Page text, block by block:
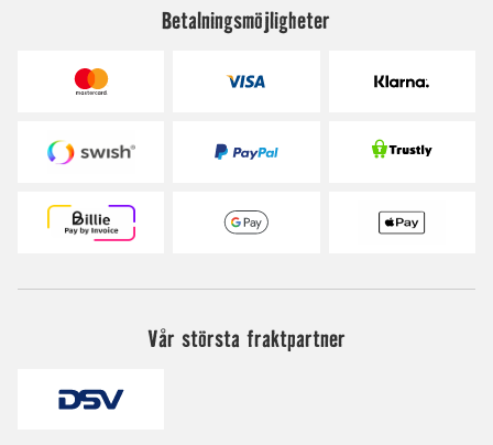
Betalningsmöjligheter
Vår största fraktpartner